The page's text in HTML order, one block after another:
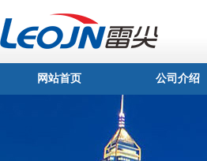
网站首页 公司介绍